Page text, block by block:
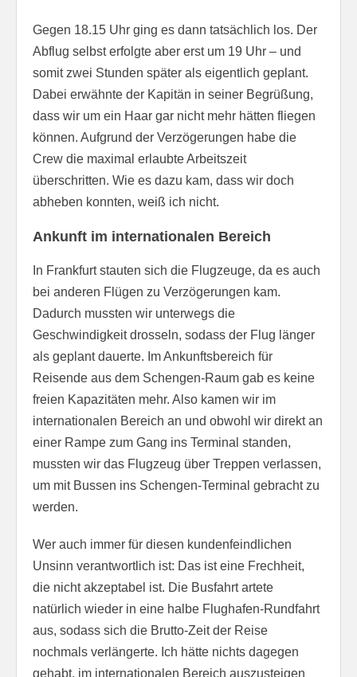
Gegen 18.15 Uhr ging es dann tatsächlich los. Der
Abflug selbst erfolgte aber erst um 19 Uhr – und
somit zwei Stunden später als eigentlich geplant.
Dabei erwähnte der Kapitän in seiner Begrüßung,
dass wir um ein Haar gar nicht mehr hätten fliegen
können. Aufgrund der Verzögerungen habe die
Crew die maximal erlaubte Arbeitszeit
überschritten. Wie es dazu kam, dass wir doch
abheben konnten, weiß ich nicht.
Ankunft im internationalen Bereich
In Frankfurt stauten sich die Flugzeuge, da es auch
bei anderen Flügen zu Verzögerungen kam.
Dadurch mussten wir unterwegs die
Geschwindigkeit drosseln, sodass der Flug länger
als geplant dauerte. Im Ankunftsbereich für
Reisende aus dem Schengen-Raum gab es keine
freien Kapazitäten mehr. Also kamen wir im
internationalen Bereich an und obwohl wir direkt an
einer Rampe zum Gang ins Terminal standen,
mussten wir das Flugzeug über Treppen verlassen,
um mit Bussen ins Schengen-Terminal gebracht zu
werden.
Wer auch immer für diesen kundenfeindlichen
Unsinn verantwortlich ist: Das ist eine Frechheit,
die nicht akzeptabel ist. Die Busfahrt artete
natürlich wieder in eine halbe Flughafen-Rundfahrt
aus, sodass sich die Brutto-Zeit der Reise
nochmals verlängerte. Ich hätte nichts dagegen
gehabt, im internationalen Bereich auszusteigen